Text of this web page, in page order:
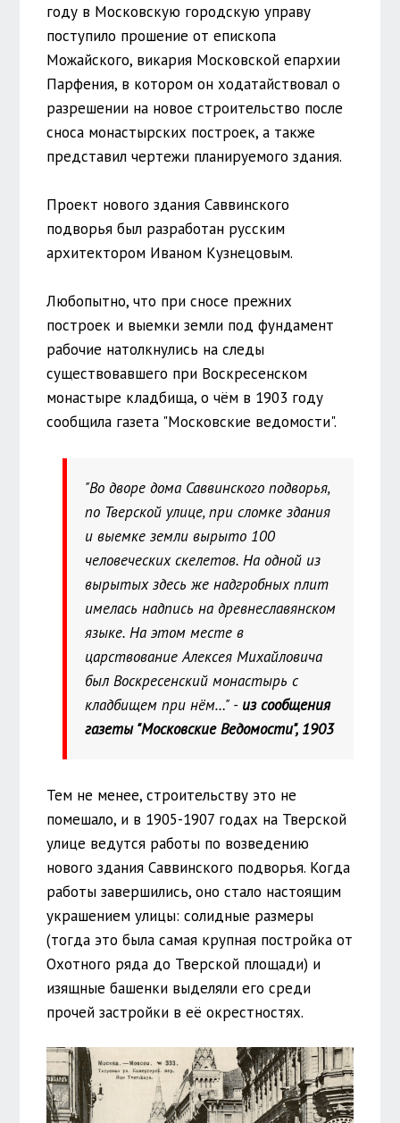
году в Московскую городскую управу
поступило прошение от епископа
Можайского, викария Московской епархии
Парфения, в котором он ходатайствовал о
разрешении на новое строительство после
сноса монастырских построек, а также
представил чертежи планируемого здания.
Проект нового здания Саввинского
подворья был разработан русским
архитектором Иваном Кузнецовым.
Любопытно, что при сносе прежних
построек и выемки земли под фундамент
рабочие натолкнулись на следы
существовавшего при Воскресенском
монастыре кладбища, о чём в 1903 году
сообщила газета "Московские ведомости".
"Во дворе дома Саввинского подворья,
по Тверской улице, при сломке здания
и выемке земли вырыто 100
человеческих скелетов. На одной из
вырытых здесь же надгробных плит
имелась надпись на древнеславянском
языке. На этом месте в
царствование Алексея Михайловича
был Воскресенский монастырь с
кладбищем при нём…" - из сообщения
газеты "Московские Ведомости", 1903
Тем не менее, строительству это не
помешало, и в 1905-1907 годах на Тверской
улице ведутся работы по возведению
нового здания Саввинского подворья. Когда
работы завершились, оно стало настоящим
украшением улицы: солидные размеры
(тогда это была самая крупная постройка от
Охотного ряда до Тверской площади) и
изящные башенки выделяли его среди
прочей застройки в её окрестностях.